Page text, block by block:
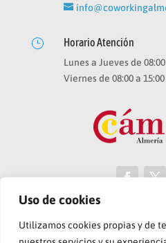
Uso de cookies
Utilizamos cookies propias y de
} Horario Atención
Lunes a Jueves de
Viernes de 08:00 a 15:00